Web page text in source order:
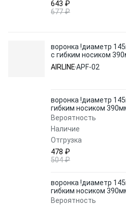
643 ₽
677 ₽
воронка !диаметр
с гибким носиком
AIRLINEAPF-02
воронка !диаметр
гибким носиком
Вероятность
Наличие
Отгрузка
478 ₽
504 ₽
воронка !диаметр
гибким носиком
Вероятность